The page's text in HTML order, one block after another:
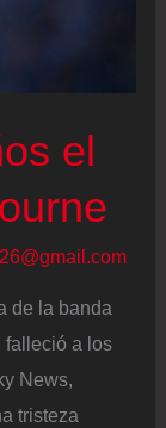
el
de la banda
falleció a los
News,
tristeza